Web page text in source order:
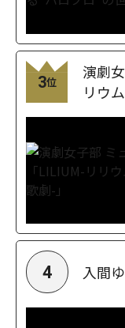
3位
演劇
リウ
4 入間